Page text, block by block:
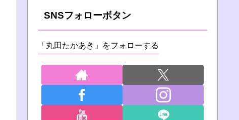
SNSフォローボタン
「丸田たかあき」をフォローする